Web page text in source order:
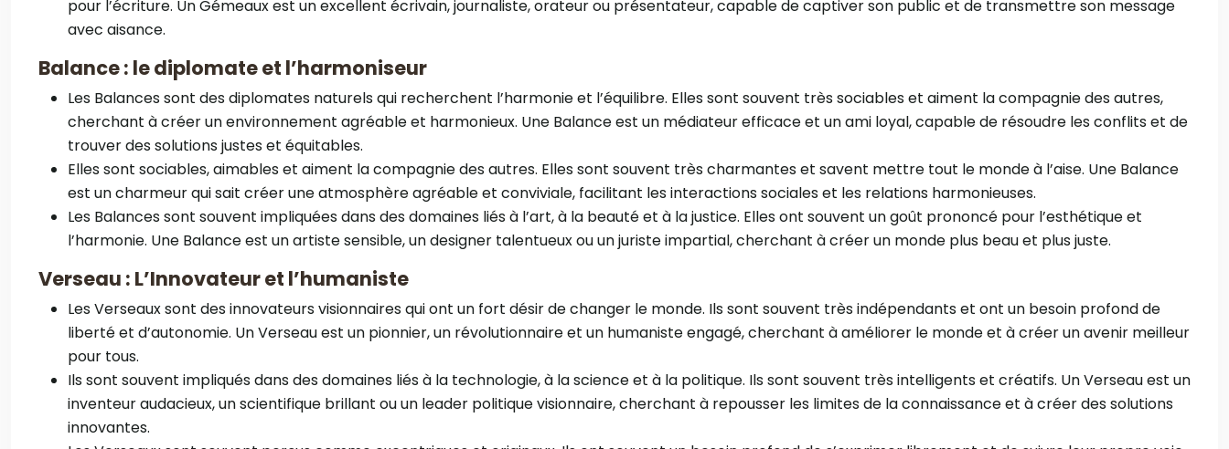
pour l’écriture. Un Gémeaux est un excellent écrivain, journaliste, orateur ou présentateur, capable de captiver son public et de transmettre son message
avec aisance.
Balance : le diplomate et l’harmoniseur
Les Balances sont des diplomates naturels qui recherchent l’harmonie et l’équilibre. Elles sont souvent très sociables et aiment la compagnie des autres,
cherchant à créer un environnement agréable et harmonieux. Une Balance est un médiateur efficace et un ami loyal, capable de résoudre les conflits et de
trouver des solutions justes et équitables.
Elles sont sociables, aimables et aiment la compagnie des autres. Elles sont souvent très charmantes et savent mettre tout le monde à l’aise. Une Balance
est un charmeur qui sait créer une atmosphère agréable et conviviale, facilitant les interactions sociales et les relations harmonieuses.
Les Balances sont souvent impliquées dans des domaines liés à l’art, à la beauté et à la justice. Elles ont souvent un goût prononcé pour l’esthétique et
l’harmonie. Une Balance est un artiste sensible, un designer talentueux ou un juriste impartial, cherchant à créer un monde plus beau et plus juste.
Verseau : L’Innovateur et l’humaniste
Les Verseaux sont des innovateurs visionnaires qui ont un fort désir de changer le monde. Ils sont souvent très indépendants et ont un besoin profond de
liberté et d’autonomie. Un Verseau est un pionnier, un révolutionnaire et un humaniste engagé, cherchant à améliorer le monde et à créer un avenir meilleur
pour tous.
Ils sont souvent impliqués dans des domaines liés à la technologie, à la science et à la politique. Ils sont souvent très intelligents et créatifs. Un Verseau est un
inventeur audacieux, un scientifique brillant ou un leader politique visionnaire, cherchant à repousser les limites de la connaissance et à créer des solutions
innovantes.